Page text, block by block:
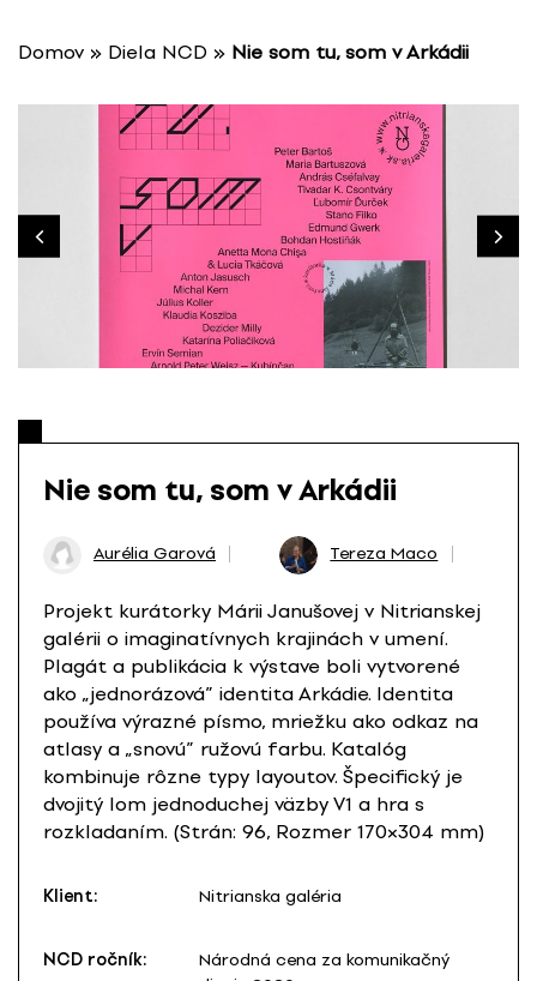
Domov » Diela NCD » Nie som tu, som v Arkádii
Nie som tu, som v Arkádii
Aurélia Garová Tereza Maco
Projekt kurátorky Márii Janušovej v Nitrianskej
galérii o imaginatívnych krajinách v umení.
Plagát a publikácia k výstave boli vytvorené
ako „jednorázová” identita Arkádie. Identita
používa výrazné písmo, mriežku ako odkaz na
atlasy a „snovú” ružovú farbu. Katalóg
kombinuje rôzne typy layoutov. Špecifický je
dvojitý lom jednoduchej väzby V1 a hra s
rozkladaním. (Strán: 96, Rozmer 170×304 mm)
Klient: Nitrianska galéria
NCD ročník:
Národná cena za komunikačný